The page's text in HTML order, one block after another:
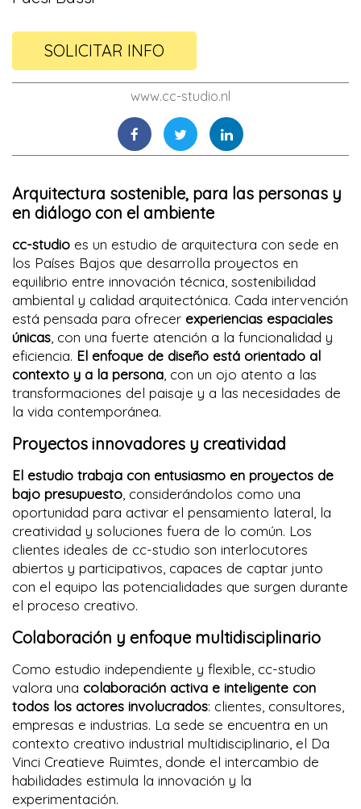
SOLICITAR INFO
www.cc-studio.nl
Arquitectura sostenible, para las personas y
en diálogo con el ambiente
cc-studio es un estudio de arquitectura con sede en
los Países Bajos que desarrolla proyectos en
equilibrio entre innovación técnica, sostenibilidad
ambiental y calidad arquitectónica. Cada intervención
está pensada para ofrecer experiencias espaciales
únicas, con una fuerte atención a la funcionalidad y
eficiencia. El enfoque de diseño está orientado al
contexto y a la persona, con un ojo atento a las
transformaciones del paisaje y a las necesidades de
la vida contemporánea.
Proyectos innovadores y creatividad
El estudio trabaja con entusiasmo en proyectos de
bajo presupuesto, considerándolos como una
oportunidad para activar el pensamiento lateral, la
creatividad y soluciones fuera de lo común. Los
clientes ideales de cc-studio son interlocutores
abiertos y participativos, capaces de captar junto
con el equipo las potencialidades que surgen durante
el proceso creativo.
Colaboración y enfoque multidisciplinario
Como estudio independiente y flexible, cc-studio
valora una colaboración activa e inteligente con
todos los actores involucrados: clientes, consultores,
empresas e industrias. La sede se encuentra en un
contexto creativo industrial multidisciplinario, el Da
Vinci Creatieve Ruimtes, donde el intercambio de
habilidades estimula la innovación y la
experimentación.